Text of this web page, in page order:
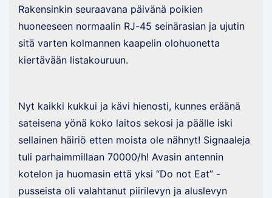
Rakensinkin seuraavana päivänä poikien
huoneeseen normaalin RJ-45 seinärasian ja ujutin
sitä varten kolmannen kaapelin olohuonetta
kiertävään listakouruun.
Nyt kaikki kukkui ja kävi hienosti, kunnes eräänä
sateisena yönä koko laitos sekosi ja päälle iski
sellainen häiriö etten moista ole nähnyt! Signaaleja
tuli parhaimmillaan 70000/h! Avasin antennin
kotelon ja huomasin että yksi “Do not Eat” -
pusseista oli valahtanut piirilevyn ja aluslevyn